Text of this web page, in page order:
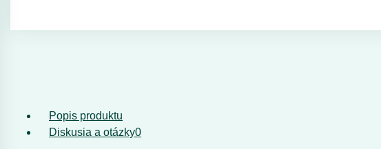
Popis produktu
Diskusia a otázky0